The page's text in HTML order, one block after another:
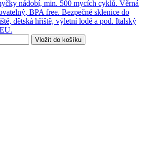
nádobí, min. 500 mycích cyklů. Věrná
BPA free. Bezpečné sklenice do
dětská hřiště, výletní lodě a pod. Italský
Vložit do košíku